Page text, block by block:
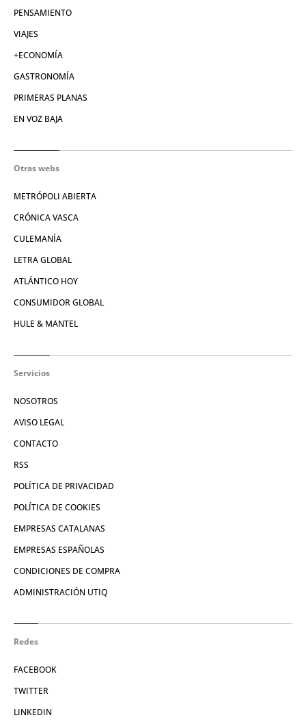
PENSAMIENTO
VIAJES
+ECONOMÍA
GASTRONOMÍA
PRIMERAS PLANAS
EN VOZ BAJA
Otras webs
METRÓPOLI ABIERTA
CRÓNICA VASCA
CULEMANÍA
LETRA GLOBAL
ATLÁNTICO HOY
CONSUMIDOR GLOBAL
HULE & MANTEL
Servicios
NOSOTROS
AVISO LEGAL
CONTACTO
RSS
POLÍTICA DE PRIVACIDAD
POLÍTICA DE COOKIES
EMPRESAS CATALANAS
EMPRESAS ESPAÑOLAS
CONDICIONES DE COMPRA
ADMINISTRACIÓN UTIQ
Redes
FACEBOOK
TWITTER
LINKEDIN